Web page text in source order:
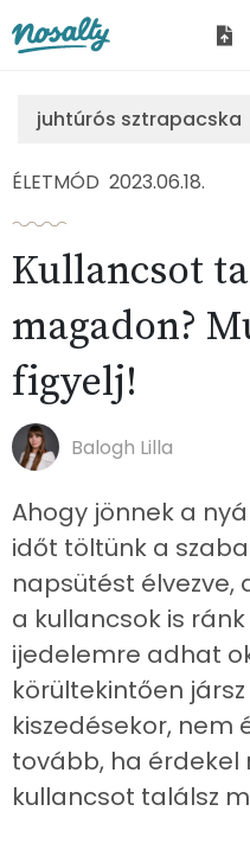
juhtúrós sztrapacska
ÉLETMÓD 2023.06.18.
Kullancsot
magadon?
figyelj!
Balogh Lilla
Ahogy jönnek a
időt töltünk a
napsütést élvezve,
a kullancsok is
ijedelemre adhat
körültekintően
kiszedésekor, nem
tovább, ha érdekel
kullancsot találsz